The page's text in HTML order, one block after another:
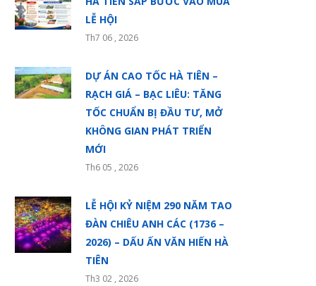
LỄ HỘI
Th7 06 , 2026
DỰ ÁN CAO TỐC HÀ TIÊN –
RẠCH GIÁ – BẠC LIÊU: TĂNG
TỐC CHUẨN BỊ ĐẦU TƯ, MỞ
KHÔNG GIAN PHÁT TRIỂN
MỚI
Th6 05 , 2026
LỄ HỘI KỶ NIỆM 290 NĂM TAO
ĐÀN CHIÊU ANH CÁC (1736 –
2026) – DẤU ẤN VĂN HIẾN HÀ
TIÊN
Th3 02 , 2026